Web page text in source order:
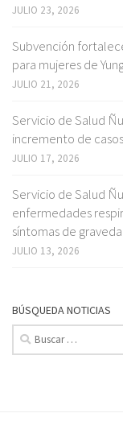
JULIO 23, 2026
Subvención
para mujeres de
JULIO 21, 2026
Servicio de Salud
incremento de
JULIO 17, 2026
Servicio de Salud
enfermedades
síntomas de
JULIO 13, 2026
BÚSQUEDA NOTICIAS
Buscar: